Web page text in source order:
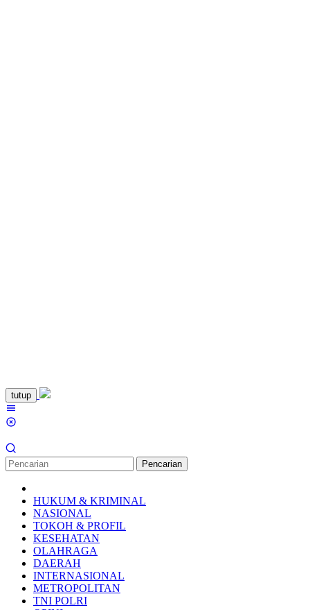
Loncat
ke
konten
tutup
Pencarian
HUKUM & KRIMINAL
NASIONAL
TOKOH & PROFIL
KESEHATAN
OLAHRAGA
DAERAH
INTERNASIONAL
METROPOLITAN
TNI POLRI